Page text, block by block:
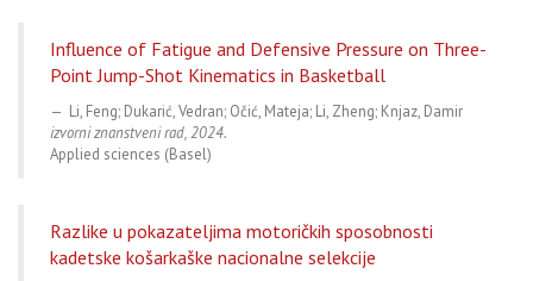
Influence of Fatigue and Defensive Pressure on Three-
Point Jump-Shot Kinematics in Basketball
Li, Feng; Dukarić, Vedran; Očić, Mateja; Li, Zheng; Knjaz, Damir
izvorni znanstveni rad, 2024.
Applied sciences (Basel)
Razlike u pokazateljima motoričkih sposobnosti
kadetske košarkaške nacionalne selekcije